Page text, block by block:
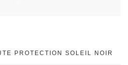
PROTECTION SOLEIL NOIR